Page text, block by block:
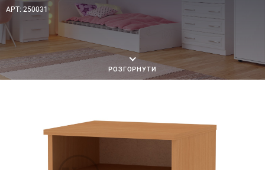
АРТ: 250031
РОЗГОРНУТИ